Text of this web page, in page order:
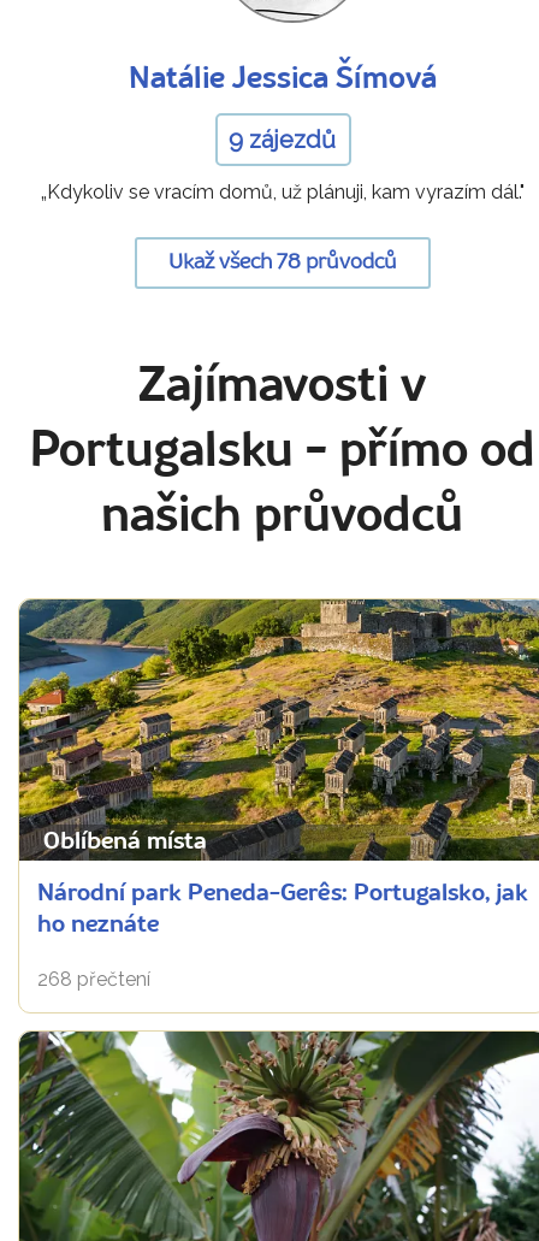
Natálie Jessica Šímová
9 zájezdů
„Kdykoliv se vracím domů, už plánuji, kam vyrazím dál."
Ukaž všech 78 průvodců
Zajímavosti v
Portugalsku - přímo od
našich průvodců
Oblíbená místa
Národní park Peneda-Gerês: Portugalsko, jak
ho neznáte
268 přečtení